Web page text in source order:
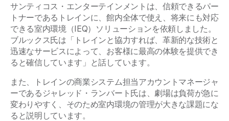
サンティコス・エンターテインメントは、信頼できるパー
トナーであるトレインに、館内全体で使え、将来にも対応
できる室内環境（IEQ）ソリューションを依頼しました。
ブルックス氏は「トレインと協力すれば、革新的な技術と
迅速なサービスによって、お客様に最高の体験を提供でき
ると確信しています」と話しています。
また、トレインの商業システム担当アカウントマネージャ
ーであるジャレッド・ランバート氏は、劇場は負荷が急に
変わりやすく、そのため室内環境の管理が大きな課題にな
ると説明しています。